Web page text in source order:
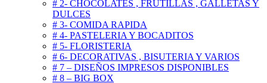
# 2- CHOCOLATES , FRUTILLAS , GALLETAS Y
DULCES
# 3- COMIDA RAPIDA
# 4- PASTELERIA Y BOCADITOS
# 5- FLORISTERIA
# 6- DECORATIVAS , BISUTERIA Y VARIOS
# 7 – DISEÑOS IMPRESOS DISPONIBLES
# 8 – BIG BOX